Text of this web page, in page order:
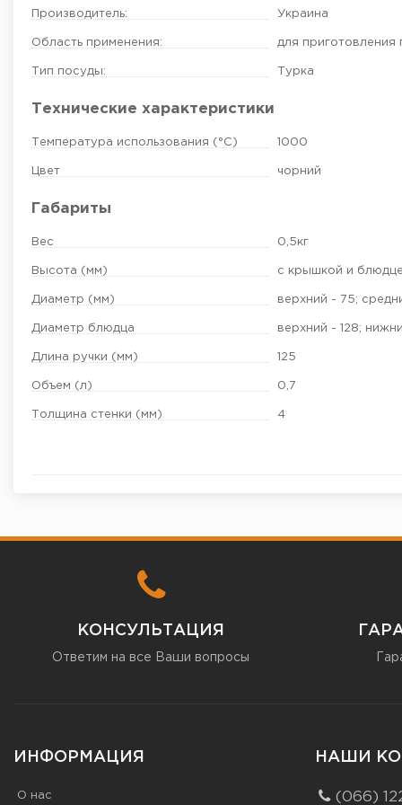
Производитель: Украина
Область применения: для приготовления
Тип посуды: Турка
Технические характеристики
Температура использования (°C) 1000
Цвет чорний
Габариты
Вес 0,5кг
Высота (мм) с крышкой и
Диаметр (мм) верхний - 75;
Диаметр блюдца верхний - 128;
Длина ручки (мм) 125
Объем (л) 0,7
Толщина стенки (мм) 4
КОНСУЛЬТАЦИЯ
Ответим на все Ваши вопросы
ИНФОРМАЦИЯ
О нас
НАШИ
(066)